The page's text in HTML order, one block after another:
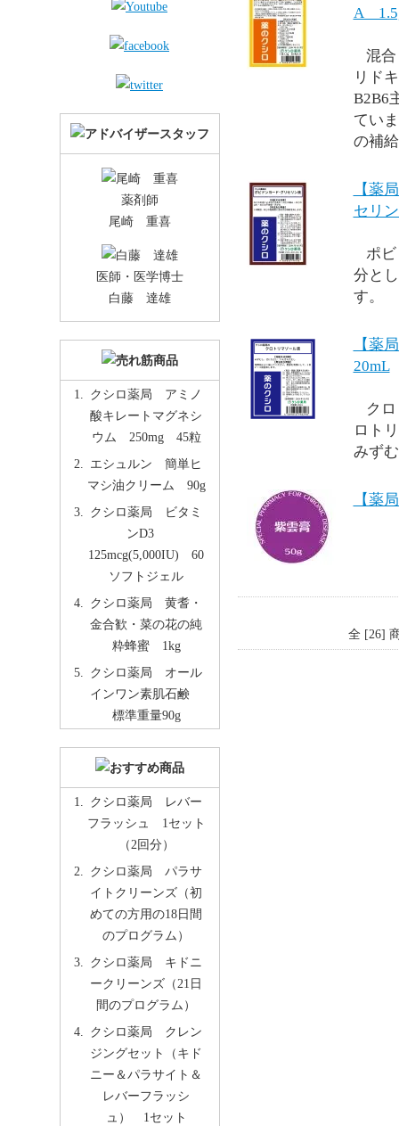
A
混
リド
B2B6
てい
の補
【薬
セリ
ポ
分と
す。
【薬
20mL
ク
ロト
みず
【薬
全 [26]
薬剤師
尾崎 重喜
医師・医学博士
白藤 達雄
クシロ薬局 アミノ
酸キレートマグネシ
ウム 250mg 45粒
エシュルン 簡単ヒ
マシ油クリーム 90g
クシロ薬局 ビタミ
ンD3
125mcg(5,000IU) 60
ソフトジェル
クシロ薬局 黄耆・
金合歓・菜の花の純
粋蜂蜜 1kg
クシロ薬局 オール
インワン素肌石鹸
標準重量90g
クシロ薬局 レバー
フラッシュ 1セット
（2回分）
クシロ薬局 パラサ
イトクリーンズ（初
めての方用の18日間
のプログラム）
クシロ薬局 キドニ
ークリーンズ（21日
間のプログラム）
クシロ薬局 クレン
ジングセット（キド
ニー＆パラサイト＆
レバーフラッシ
ュ） 1セット